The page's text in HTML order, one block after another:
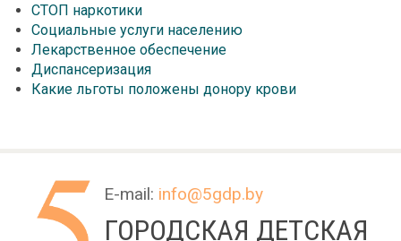
СТОП наркотики
Социальные услуги населению
Лекарственное обеспечение
Диспансеризация
Какие льготы положены донору крови
E-mail: info@5gdp.by
ГОРОДСКАЯ ДЕТСКАЯ